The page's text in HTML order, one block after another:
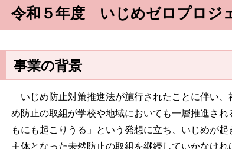
令和５年度 いじめゼロプロジ
事業の背景
いじめ防止対策推進法が施行されたことに伴い、
め防止の取組が学校や地域においても一層推進さ
もにも起こりうる」という発想に立ち、いじめが
主体となった未然防止の取組を継続していかなけれ